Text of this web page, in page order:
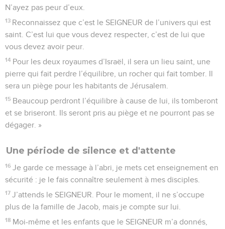
N’ayez pas peur d’eux.
13 Reconnaissez que c’est le SEIGNEUR de l’univers qui est
saint. C’est lui que vous devez respecter, c’est de lui que
vous devez avoir peur.
14 Pour les deux royaumes d’Israël, il sera un lieu saint, une
pierre qui fait perdre l’équilibre, un rocher qui fait tomber. Il
sera un piège pour les habitants de Jérusalem.
15 Beaucoup perdront l’équilibre à cause de lui, ils tomberont
et se briseront. Ils seront pris au piège et ne pourront pas se
dégager. »
Une période de silence et d'attente
16 Je garde ce message à l’abri, je mets cet enseignement en
sécurité : je le fais connaître seulement à mes disciples.
17 J’attends le SEIGNEUR. Pour le moment, il ne s’occupe
plus de la famille de Jacob, mais je compte sur lui.
18 Moi-même et les enfants que le SEIGNEUR m’a donnés,